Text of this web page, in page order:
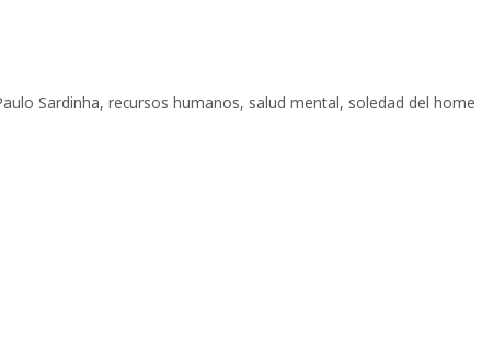
Sardinha, recursos humanos, salud mental, soledad del home